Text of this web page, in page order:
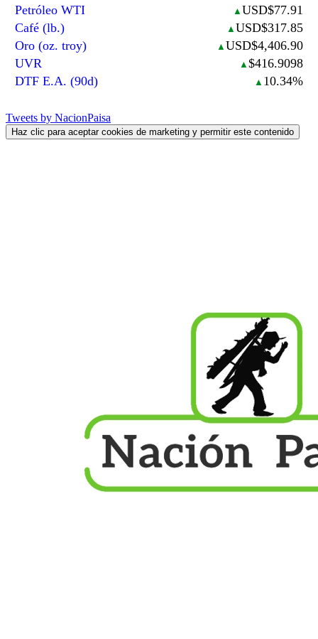
Petróleo WTI
▲ USD$77.91
Café (lb.)
▲ USD$317.85
Oro (oz. troy)
▲ USD$4,406.90
UVR
▲ $416.9098
DTF E.A. (90d)
▲ 10.34%
Tweets by NacionPaisa
Haz clic para aceptar cookies de marketing y permitir este contenido